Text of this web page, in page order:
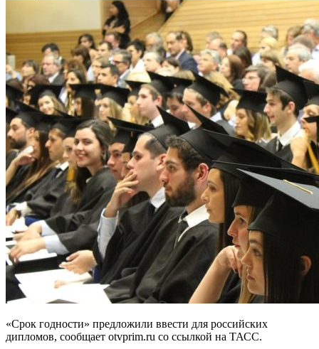
«Срок годности» предложили ввести для российских
дипломов, сообщает otvprim.ru со ссылкой на ТАСС.